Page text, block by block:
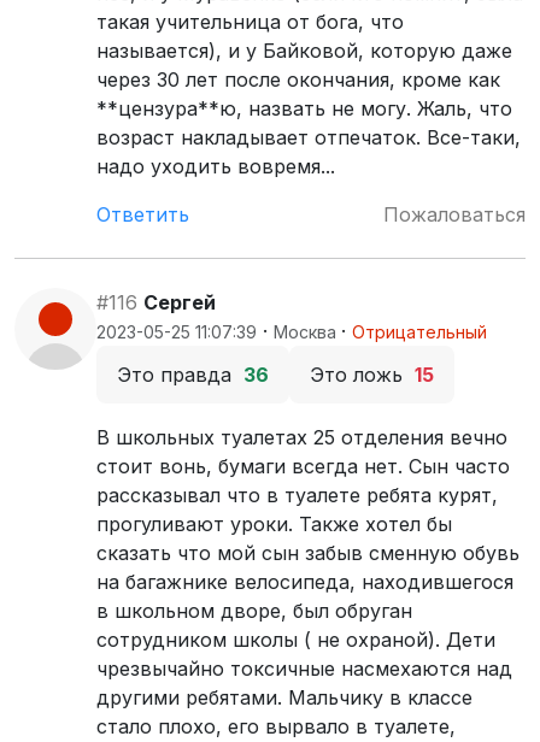
такая учительница от бога, что
называется), и у Байковой, которую даже
через 30 лет после окончания, кроме как
**цензура**ю, назвать не могу. Жаль, что
возраст накладывает отпечаток. Все-таки,
надо уходить вовремя...
Ответить
Пожаловаться
#116 Сергей
2023-05-25 11:07:39 · Москва · Отрицательный
Это правда 36 Это ложь 15
В школьных туалетах 25 отделения вечно
стоит вонь, бумаги всегда нет. Сын часто
рассказывал что в туалете ребята курят,
прогуливают уроки. Также хотел бы
сказать что мой сын забыв сменную обувь
на багажнике велосипеда, находившегося
в школьном дворе, был обруган
сотрудником школы ( не охраной). Дети
чрезвычайно токсичные насмехаются над
другими ребятами. Мальчику в классе
стало плохо, его вырвало в туалете,